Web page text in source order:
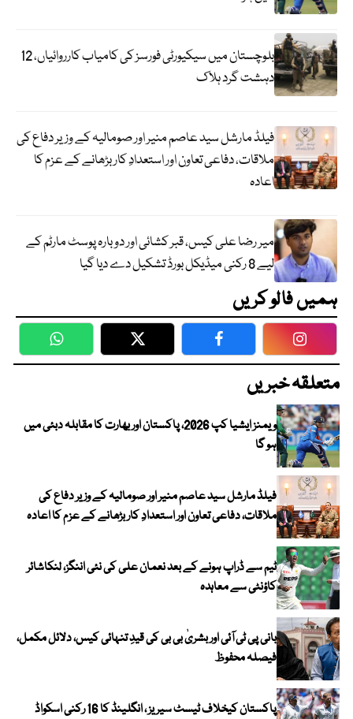
بلوچستان میں سیکیورٹی فورسز کی کامیاب کارروائیاں، 12
دہشت گرد ہلاک
فیلڈ مارشل سید عاصم منیر اور صومالیہ کے وزیر دفاع کی
ملاقات، دفاعی تعاون اور استعدادِ کار بڑھانے کے عزم کا
اعادہ
میر رضا علی کیس، قبر کشائی اور دوبارہ پوسٹ مارٹم کے
لیے 8 رکنی میڈیکل بورڈ تشکیل دے دیا گیا
ہمیں فالو کریں
WhatsApp Twitter Facebook
متعلقہ خبریں
ویمنز ایشیا کپ 2026، پاکستان اور بھارت کا مقابلہ دبئی میں
ہو گا
فیلڈ مارشل سید عاصم منیر اور صومالیہ کے وزیر دفاع کی
ملاقات، دفاعی تعاون اور استعدادِ کار بڑھانے کے عزم کا اعادہ
ٹیم سے ڈراپ ہونے کے بعد نعمان علی کی نئی اننگز، لنکاشائر
کاؤنٹی سے معاہدہ
بانی پی ٹی آئی اور بشریٰ بی بی کی قیدِ تنہائی کیس، دلائل مکمل،
فیصلہ محفوظ
پاکستان کیخلاف ٹیسٹ سیریز ، انگلینڈ کا 16 رکنی اسکواڈ